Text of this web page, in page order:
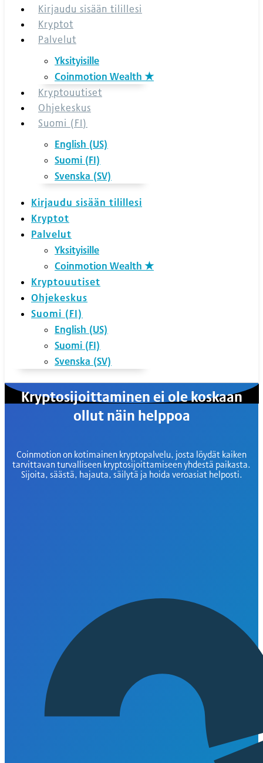
Kirjaudu sisään tilillesi
Kryptot
Palvelut
Yksityisille
Coinmotion Wealth ★
Kryptouutiset
Ohjekeskus
Suomi (FI)
English (US)
Suomi (FI)
Svenska (SV)
Kirjaudu sisään tilillesi
Kryptot
Palvelut
Yksityisille
Coinmotion Wealth ★
Kryptouutiset
Ohjekeskus
Suomi (FI)
English (US)
Suomi (FI)
Svenska (SV)
Kryptosijoittaminen ei ole koskaan
ollut näin helppoa
Coinmotion on kotimainen kryptopalvelu, josta löydät kaiken
tarvittavan turvalliseen kryptosijoittamiseen yhdestä paikasta.
Sijoita, säästä, hajauta, säilytä ja hoida veroasiat helposti.